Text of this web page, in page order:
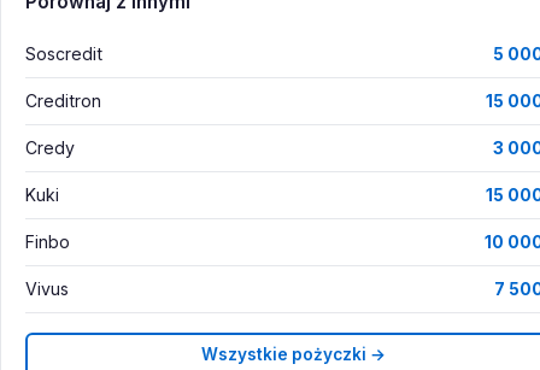
Soscredit 5
Creditron 15
Credy 3
Kuki 15
Finbo 10
Vivus 7
Wszystkie pożyczki →